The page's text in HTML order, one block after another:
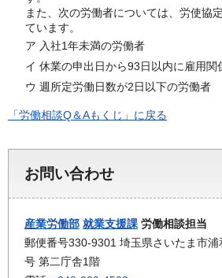
また、次の労働者については、労使協
ています。
ア 入社1年未満の労働者
イ 休業の申出日から93日以内に雇用関
ウ 週所定労働日数が2日以下の労働者
「労働相談Q＆Aもくじ」に戻る
お問い合わせ
産業労働部 就業支援課 労働相談担当
郵便番号330-9301 埼玉県さいたま市
号 第二庁舎1階